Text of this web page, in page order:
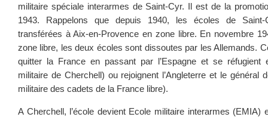
militaire spéciale interarmes de Saint-Cyr. Il est de la
1943. Rappelons que depuis 1940, les écoles de
transférées à Aix-en-Provence en zone libre. En novembre
zone libre, les deux écoles sont dissoutes par les Allemands.
quitter la France en passant par l’Espagne et se réfugient
militaire de Cherchell) ou rejoignent l’Angleterre et le général
militaire des cadets de la France libre).
A Cherchell, l’école devient Ecole militaire interarmes